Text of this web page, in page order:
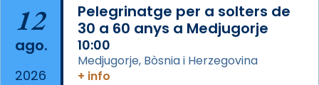
Foto
View on Facebook ·
12
ago.
2026
Pelegrinatge per a solters de
30 a 60 anys a Medjugorje
10:00
Medjugorje, Bòsnia i Herzegovina
+ info